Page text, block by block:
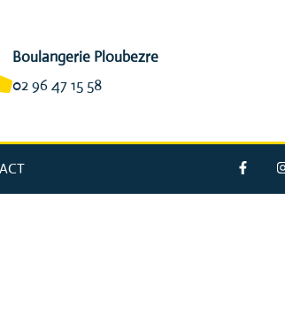
Boulangerie Ploubezre
02 96 47 15 58